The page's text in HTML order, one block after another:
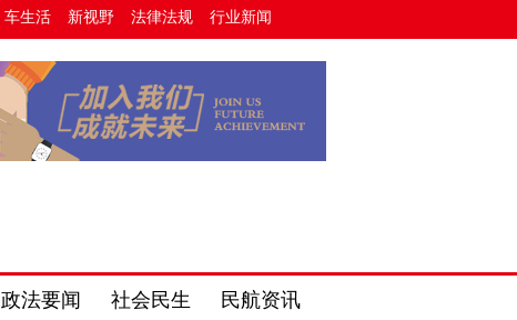
车生活 新视野 法律法规 行业新闻
政法要闻 社会民生 民航资讯